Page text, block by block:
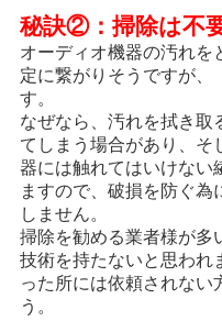
秘訣②：掃除は不
オーディオ機器の汚れを
定に繋がりそうですが、
す。
なぜなら、汚れを拭き取
てしまう場合があり、そ
器には触れてはいけない
ますので、破損を防ぐ為
しません。
掃除を勧める業者様が多
技術を持たないと思われ
った所には依頼されない
う。